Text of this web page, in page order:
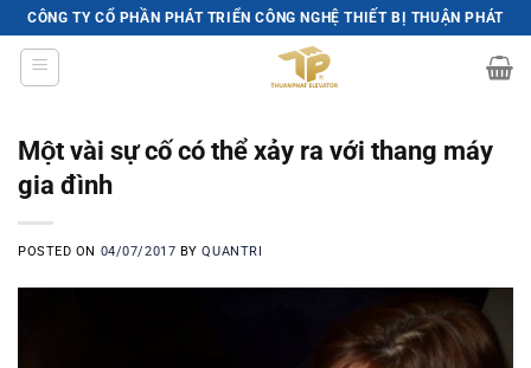
Skip
to
content
CÔNG TY CỔ PHẦN PHÁT TRIỂN CÔNG NGHỆ THIẾT BỊ THUẬN PHÁT
Một vài sự cố có thể xảy ra với thang máy
gia đình
POSTED ON 04/07/2017 BYQUANTRI